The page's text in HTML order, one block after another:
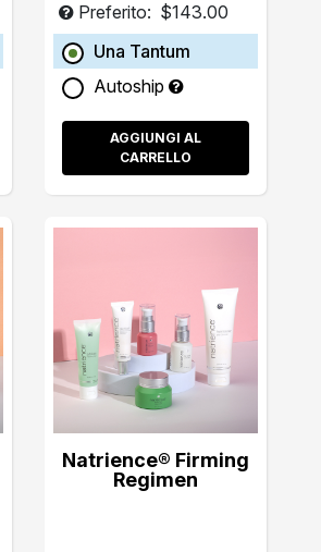
Preferito: $143.00
Una Tantum
Autoship
AGGIUNGI AL
CARRELLO
Natrience® Firming
Regimen